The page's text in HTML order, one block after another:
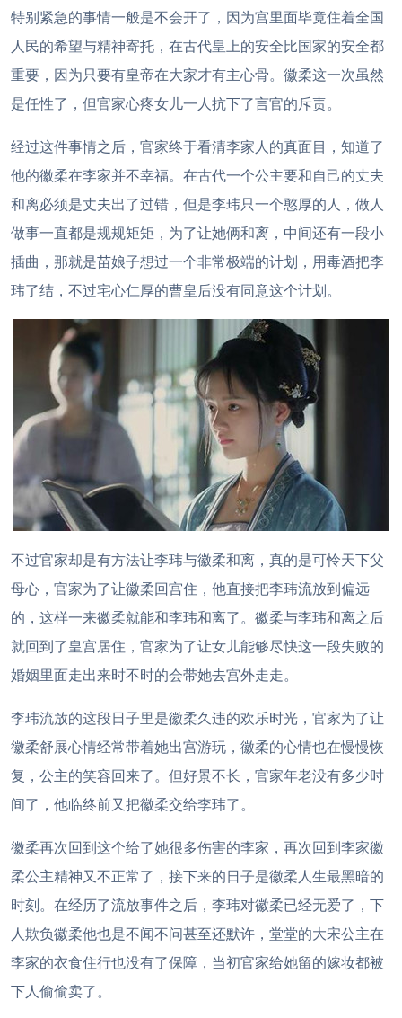
特别紧急的事情一般是不会开了，因为宫里面毕竟住着全国
人民的希望与精神寄托，在古代皇上的安全比国家的安全都
重要，因为只要有皇帝在大家才有主心骨。徽柔这一次虽然
是任性了，但官家心疼女儿一人抗下了言官的斥责。
经过这件事情之后，官家终于看清李家人的真面目，知道了
他的徽柔在李家并不幸福。在古代一个公主要和自己的丈夫
和离必须是丈夫出了过错，但是李玮只一个憨厚的人，做人
做事一直都是规规矩矩，为了让她俩和离，中间还有一段小
插曲，那就是苗娘子想过一个非常极端的计划，用毒酒把李
玮了结，不过宅心仁厚的曹皇后没有同意这个计划。
不过官家却是有方法让李玮与徽柔和离，真的是可怜天下父
母心，官家为了让徽柔回宫住，他直接把李玮流放到偏远
的，这样一来徽柔就能和李玮和离了。徽柔与李玮和离之后
就回到了皇宫居住，官家为了让女儿能够尽快这一段失败的
婚姻里面走出来时不时的会带她去宫外走走。
李玮流放的这段日子里是徽柔久违的欢乐时光，官家为了让
徽柔舒展心情经常带着她出宫游玩，徽柔的心情也在慢慢恢
复，公主的笑容回来了。但好景不长，官家年老没有多少时
间了，他临终前又把徽柔交给李玮了。
徽柔再次回到这个给了她很多伤害的李家，再次回到李家徽
柔公主精神又不正常了，接下来的日子是徽柔人生最黑暗的
时刻。在经历了流放事件之后，李玮对徽柔已经无爱了，下
人欺负徽柔他也是不闻不问甚至还默许，堂堂的大宋公主在
李家的衣食住行也没有了保障，当初官家给她留的嫁妆都被
下人偷偷卖了。